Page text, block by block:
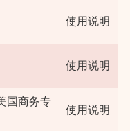
使用说明
使用说明
国商务专
使用说明